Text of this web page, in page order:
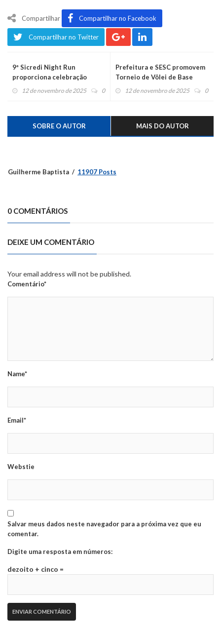
Compartilhar Compartilhar no Facebook
Compartilhar no Twitter
9ª Sicredi Night Run
proporciona celebração
esportiva, solidária e familiar
12 de novembro de 2025 0
Prefeitura e SESC promovem
Torneio de Vôlei de Base
12 de novembro de 2025 0
SOBRE O AUTOR MAIS DO AUTOR
Guilherme Baptista 11907 Posts
0 COMENTÁRIOS
DEIXE UM COMENTÁRIO
Your email address will not be published.
Comentário*
Name*
Email*
Webstie
Salvar meus dados neste navegador para a próxima vez que eu
comentar.
Digite uma resposta em números:
dezoito + cinco =